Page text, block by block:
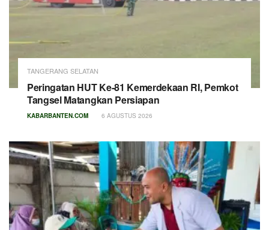
TANGERANG SELATAN
Peringatan HUT Ke-81 Kemerdekaan RI, Pemkot
Tangsel Matangkan Persiapan
KABARBANTEN.COM 6 AGUSTUS 2026